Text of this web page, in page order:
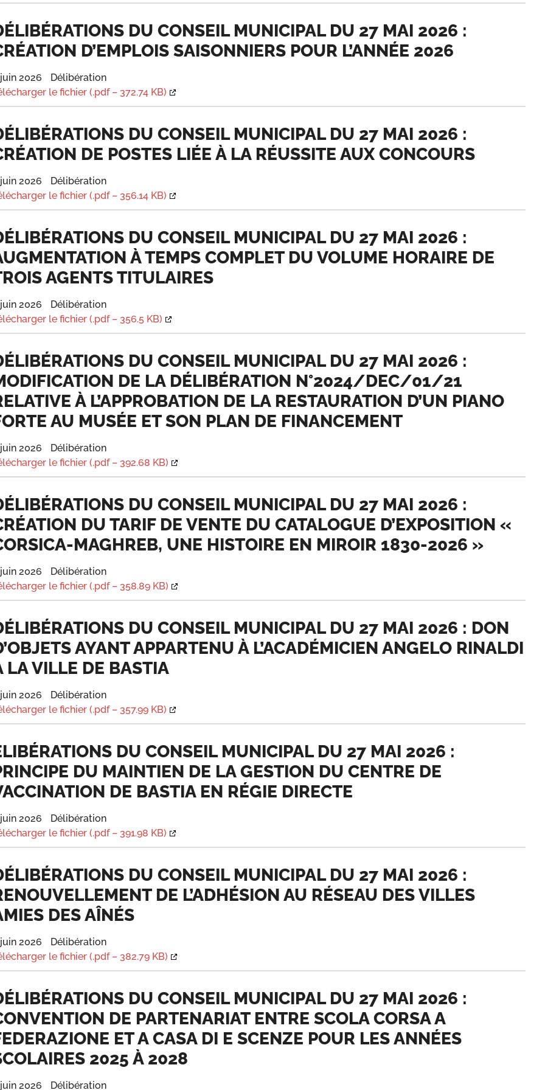
DU CONSEIL MUNICIPAL DU 27 MAI 2026 :
D’EMPLOIS SAISONNIERS POUR L’ANNÉE 2026
2026
Délibération
le fichier (.pdf – 372.74 KB)
DU CONSEIL MUNICIPAL DU 27 MAI 2026 :
DE POSTES LIÉE À LA RÉUSSITE AUX CONCOURS
2026
Délibération
le fichier (.pdf – 356.14 KB)
DU CONSEIL MUNICIPAL DU 27 MAI 2026 :
À TEMPS COMPLET DU VOLUME HORAIRE DE
AGENTS TITULAIRES
2026
Délibération
le fichier (.pdf – 356.5 KB)
DU CONSEIL MUNICIPAL DU 27 MAI 2026 :
DE LA DÉLIBÉRATION N°2024/DEC/01/21
À L’APPROBATION DE LA RESTAURATION D’UN PIANO
AU MUSÉE ET SON PLAN DE FINANCEMENT
2026
Délibération
le fichier (.pdf – 392.68 KB)
DU CONSEIL MUNICIPAL DU 27 MAI 2026 :
DU TARIF DE VENTE DU CATALOGUE D’EXPOSITION «
MAGHREB, UNE HISTOIRE EN MIROIR 1830-2026 »
2026
Délibération
le fichier (.pdf – 358.89 KB)
DU CONSEIL MUNICIPAL DU 27 MAI 2026 : DON
AYANT APPARTENU À L’ACADÉMICIEN ANGELO RINALDI
LA VILLE DE BASTIA
2026
Délibération
le fichier (.pdf – 357.99 KB)
DU CONSEIL MUNICIPAL DU 27 MAI 2026 :
DU MAINTIEN DE LA GESTION DU CENTRE DE
DE BASTIA EN RÉGIE DIRECTE
2026
Délibération
le fichier (.pdf – 391.98 KB)
DU CONSEIL MUNICIPAL DU 27 MAI 2026 :
DE L’ADHÉSION AU RÉSEAU DES VILLES
DES AÎNÉS
2026
Délibération
le fichier (.pdf – 382.79 KB)
DU CONSEIL MUNICIPAL DU 27 MAI 2026 :
DE PARTENARIAT ENTRE SCOLA CORSA A
ET A CASA DI E SCENZE POUR LES ANNÉES
2025 À 2028
2026 Délibération